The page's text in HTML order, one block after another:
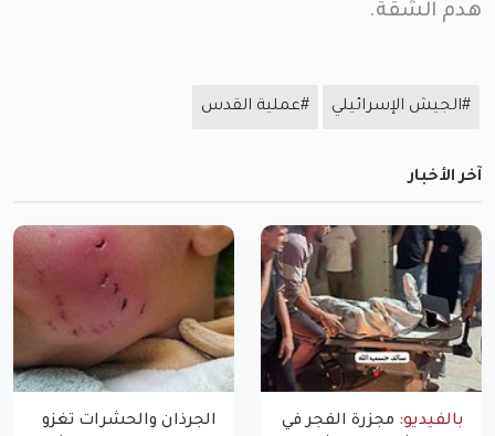
هدم الشقة.
#الجيش الإسرائيلي #عملية القدس
آخر الأخبار
بالفيديو: مجزرة الفجر في
الجرذان والحشرات تغزو